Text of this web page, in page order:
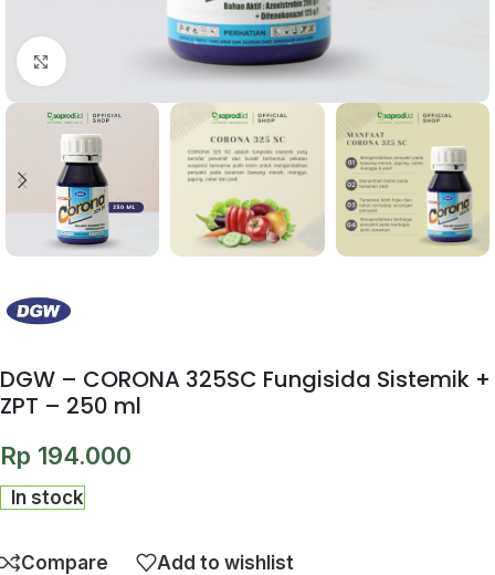
Click to enlarge
DGW – CORONA 325SC Fungisida Sistemik +
ZPT – 250 ml
Rp 194.000
In stock
Compare Add to wishlist